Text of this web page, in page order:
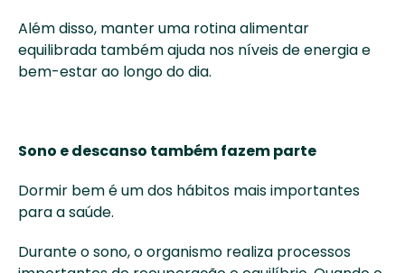
Além disso, manter uma rotina alimentar
equilibrada também ajuda nos níveis de energia e
bem-estar ao longo do dia.
Sono e descanso também fazem parte
Dormir bem é um dos hábitos mais importantes
para a saúde.
Durante o sono, o organismo realiza processos